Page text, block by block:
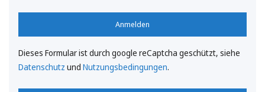
Anmelden
Dieses Formular ist durch google reCaptcha geschützt, siehe
Datenschutz und Nutzungsbedingungen.